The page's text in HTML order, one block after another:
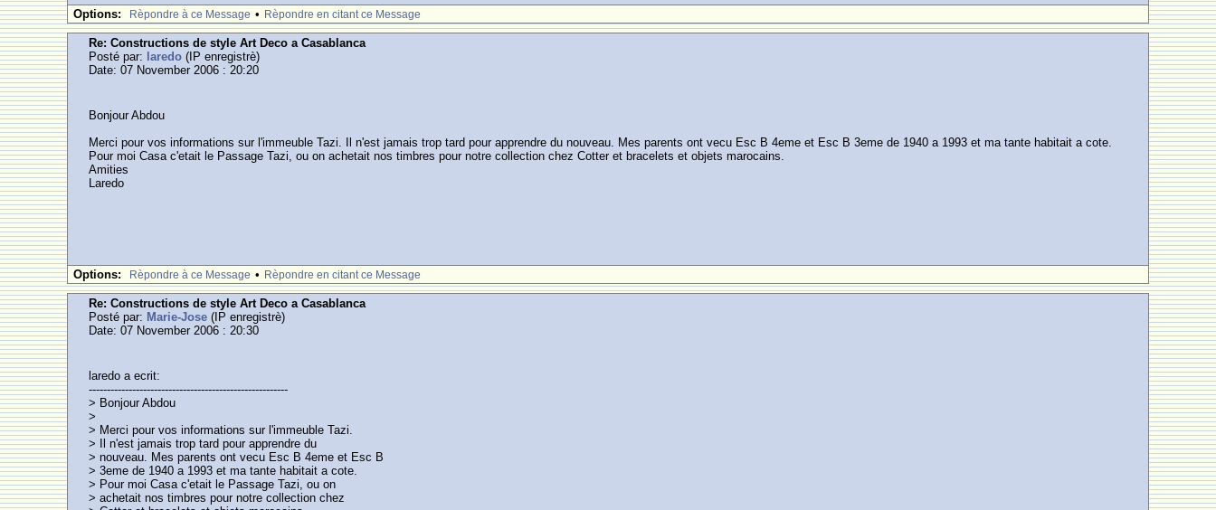
Options: Rèpondre à ce Message • Rèpondre en citant ce Message
Re: Constructions de style Art Deco a Casablanca
Posté par: laredo (IP enregistrè)
Date: 07 November 2006 : 20:20
Bonjour Abdou
Merci pour vos informations sur l'immeuble Tazi. Il n'est jamais trop tard pour apprendre du nouveau. Mes parents ont vecu Esc B 4eme et Esc B 3eme de 1940 a 1993 et ma tante habitait a cote.
Pour moi Casa c'etait le Passage Tazi, ou on achetait nos timbres pour notre collection chez Cotter et bracelets et objets marocains.
Amities
Laredo
Options: Rèpondre à ce Message • Rèpondre en citant ce Message
Re: Constructions de style Art Deco a Casablanca
Posté par: Marie-Jose (IP enregistrè)
Date: 07 November 2006 : 20:30
laredo a ecrit:
-------------------------------------------------------
> Bonjour Abdou
>
> Merci pour vos informations sur l'immeuble Tazi.
> Il n'est jamais trop tard pour apprendre du
> nouveau. Mes parents ont vecu Esc B 4eme et Esc B
> 3eme de 1940 a 1993 et ma tante habitait a cote.
> Pour moi Casa c'etait le Passage Tazi, ou on
> achetait nos timbres pour notre collection chez